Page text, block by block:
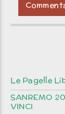
Le Pagelle
SANREMO
VINCI